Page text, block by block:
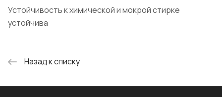
Устойчивость к химической и мокрой стирке
устойчива
Назад к списку